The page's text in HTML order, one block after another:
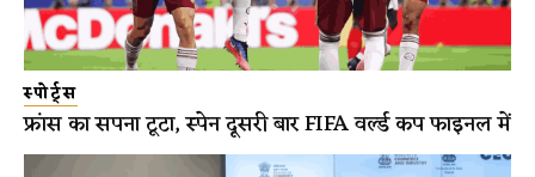
स्पोर्ट्स
फ्रांस का सपना टूटा, स्पेन दूसरी बार FIFA वर्ल्ड कप फाइनल में